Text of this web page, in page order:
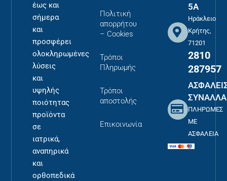
έως και
σήμερα
και
προσφέρει
ολοκληρωμένες
λύσεις
και
υψηλής
ποιότητας
προϊόντα
σε
ιατρικά,
αναπηρικά
και
ορθοπεδικά
Πολιτική
απορρήτου
– Cookies
Τρόποι
Πληρωμής
Τρόποι
αποστολής
Επικοινωνία
5Α
Ηράκλειο
Κρήτης,
71201
2810
287957
ΠΛΗΡΩΜΕΣ
ΜΕ
ΑΣΦΑΛΕΙΑ